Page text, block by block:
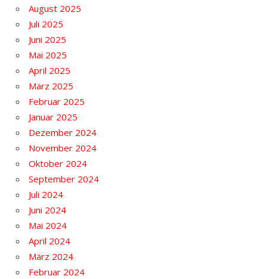
August 2025
Juli 2025
Juni 2025
Mai 2025
April 2025
März 2025
Februar 2025
Januar 2025
Dezember 2024
November 2024
Oktober 2024
September 2024
Juli 2024
Juni 2024
Mai 2024
April 2024
März 2024
Februar 2024